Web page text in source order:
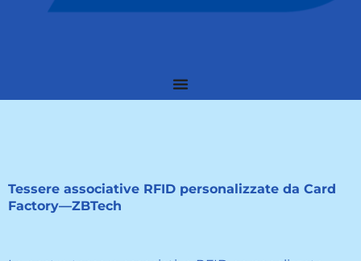
Tessere associative RFID personalizzate da Card
Factory—ZBTech